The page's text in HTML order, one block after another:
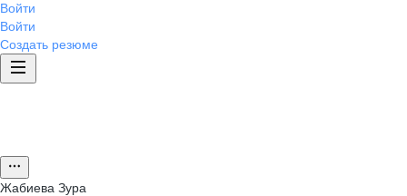
Войти
Войти
Создать резюме
Жабиева Зура